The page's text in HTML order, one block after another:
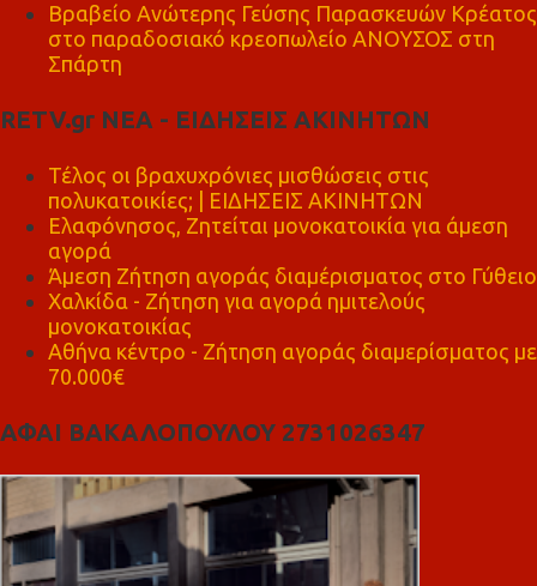
Βραβείο Ανώτερης Γεύσης Παρασκευών Κρέατος
στο παραδοσιακό κρεοπωλείο ΑΝΟΥΣΟΣ στη
Σπάρτη
RETV.gr ΝΕΑ - ΕΙΔΗΣΕΙΣ ΑΚΙΝΗΤΩΝ
Τέλος οι βραχυχρόνιες μισθώσεις στις
πολυκατοικίες; | ΕΙΔΗΣΕΙΣ ΑΚΙΝΗΤΩΝ
Ελαφόνησος, Ζητείται μονοκατοικία για άμεση
αγορά
Άμεση Ζήτηση αγοράς διαμέρισματος στο Γύθειο
Χαλκίδα - Ζήτηση για αγορά ημιτελούς
μονοκατοικίας
Αθήνα κέντρο - Ζήτηση αγοράς διαμερίσματος με
70.000€
ΑΦΑΙ ΒΑΚΑΛΟΠΟΥΛΟΥ 2731026347